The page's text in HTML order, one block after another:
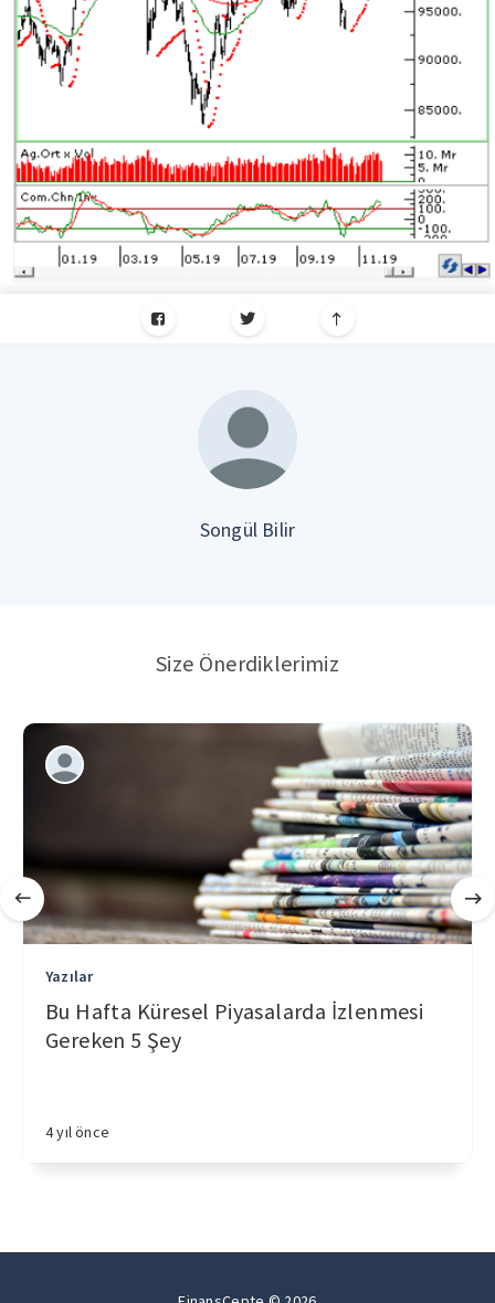
Songül Bilir
Size Önerdiklerimiz
Yazılar
Bu Hafta Küresel Piyasalarda İzlenmesi
Gereken 5 Şey
4 yıl önce